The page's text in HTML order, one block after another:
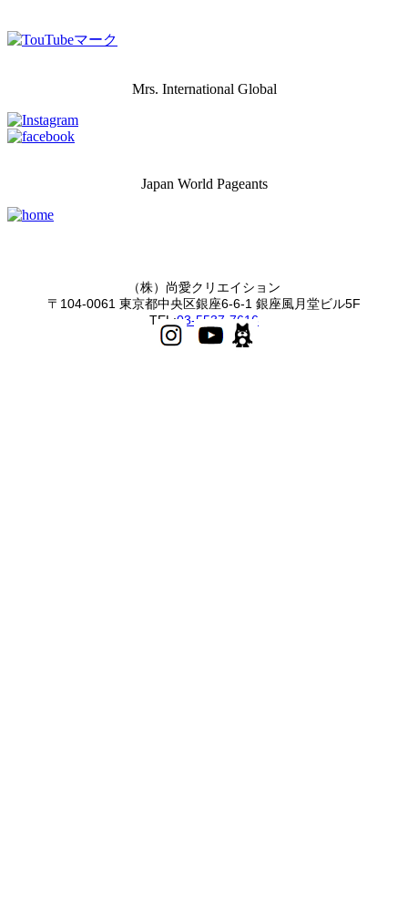
Mrs. International Global
Japan World Pageants
（株）尚愛クリエイション
〒104-0061 東京都中央区銀座6-6-1 銀座風月堂ビル5F
TEL:03-5537-7616